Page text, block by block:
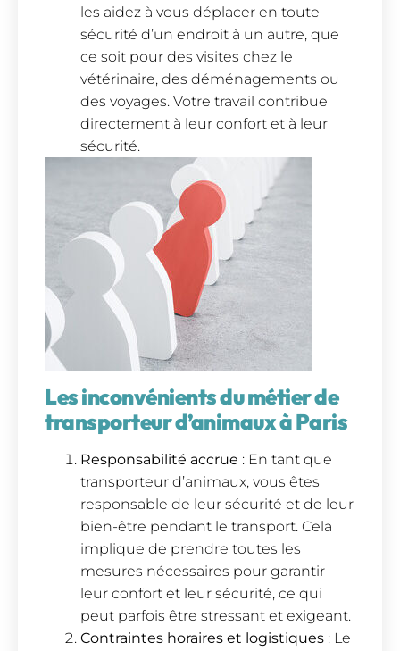
les aidez à vous déplacer en toute
sécurité d’un endroit à un autre, que
ce soit pour des visites chez le
vétérinaire, des déménagements ou
des voyages. Votre travail contribue
directement à leur confort et à leur
sécurité.
Les inconvénients du métier de
transporteur d’animaux à Paris
Responsabilité accrue : En tant que
transporteur d’animaux, vous êtes
responsable de leur sécurité et de leur
bien-être pendant le transport. Cela
implique de prendre toutes les
mesures nécessaires pour garantir
leur confort et leur sécurité, ce qui
peut parfois être stressant et exigeant.
Contraintes horaires et logistiques : Le